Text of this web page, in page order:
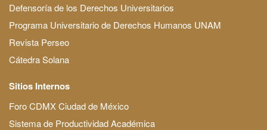
Defensoría de los Derechos Universitarios
Programa Universitario de Derechos Humanos UNAM
Revista Perseo
Cátedra Solana
Sitios Internos
Foro CDMX Ciudad de México
Sistema de Productividad Académica